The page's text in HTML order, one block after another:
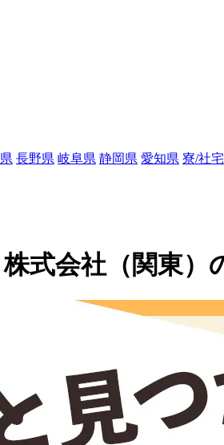
長野県 岐阜県 静岡県 愛知県 寮/社
式会社（関東）